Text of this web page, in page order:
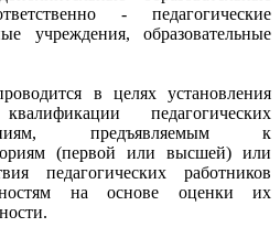
- педагогические
учреждения, образовательные
в целях установления
педагогических
предъявляемым к
(первой или высшей) или
педагогических работников
на основе оценки их